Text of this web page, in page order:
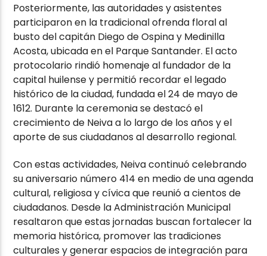
Posteriormente, las autoridades y asistentes
participaron en la tradicional ofrenda floral al
busto del capitán Diego de Ospina y Medinilla
Acosta, ubicada en el Parque Santander. El acto
protocolario rindió homenaje al fundador de la
capital huilense y permitió recordar el legado
histórico de la ciudad, fundada el 24 de mayo de
1612. Durante la ceremonia se destacó el
crecimiento de Neiva a lo largo de los años y el
aporte de sus ciudadanos al desarrollo regional.
Con estas actividades, Neiva continuó celebrando
su aniversario número 414 en medio de una agenda
cultural, religiosa y cívica que reunió a cientos de
ciudadanos. Desde la Administración Municipal
resaltaron que estas jornadas buscan fortalecer la
memoria histórica, promover las tradiciones
culturales y generar espacios de integración para